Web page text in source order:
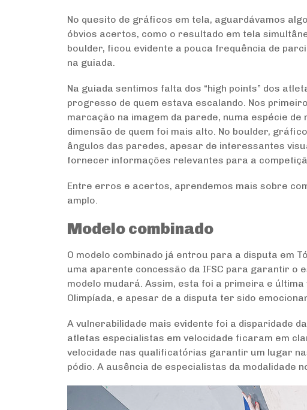
No quesito de gráficos em tela, aguardávamos
óbvios acertos, como o resultado em tela
boulder, ficou evidente a pouca frequência de
na guiada.
Na guiada sentimos falta dos “high points” dos
progresso de quem estava escalando. Nos
marcação na imagem da parede, numa espécie
dimensão de quem foi mais alto. No boulder,
ângulos das paredes, apesar de interessantes
fornecer informações relevantes para a
Entre erros e acertos, aprendemos mais sobre
amplo.
Modelo combinado
O modelo combinado já entrou para a disputa em
uma aparente concessão da IFSC para garantir o
modelo mudará. Assim, esta foi a primeira e
Olimpíada, e apesar de a disputa ter sido
A vulnerabilidade mais evidente foi a disparidade
atletas especialistas em velocidade ficaram em
velocidade nas qualificatórias garantir um lugar
pódio. A ausência de especialistas da modalidade